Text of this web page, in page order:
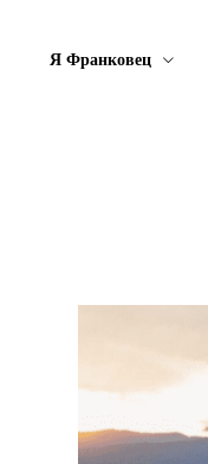
Я Франковец